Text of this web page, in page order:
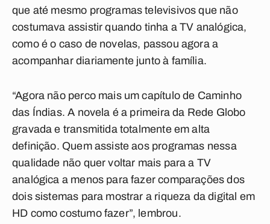
que até mesmo programas televisivos que não
costumava assistir quando tinha a TV analógica,
como é o caso de novelas, passou agora a
acompanhar diariamente junto à família.
“Agora não perco mais um capítulo de Caminho
das Índias. A novela é a primeira da Rede Globo
gravada e transmitida totalmente em alta
definição. Quem assiste aos programas nessa
qualidade não quer voltar mais para a TV
analógica a menos para fazer comparações dos
dois sistemas para mostrar a riqueza da digital em
HD como costumo fazer”, lembrou.